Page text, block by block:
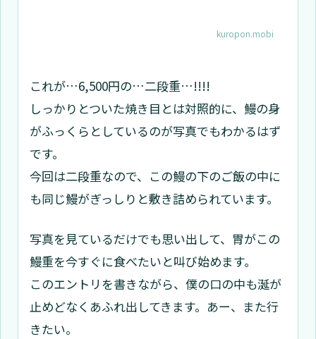
kuropon.mobi
これが…6,500円の…二段重…!!!!
しっかりとついた焼き目とは対照的に、鰻の身
がふっくらとしているのが写真でもわかるはず
です。
今回は二段重なので、この鰻の下のご飯の中に
も同じ鰻がぎっしりと敷き詰められています。
写真を見ているだけでも思い出して、胃がこの
鰻重を今すぐに食べたいと叫び始めます。
このエントリを書きながら、僕の口の中も涎が
止めどなくあふれ出してきます。あー、また行
きたい。